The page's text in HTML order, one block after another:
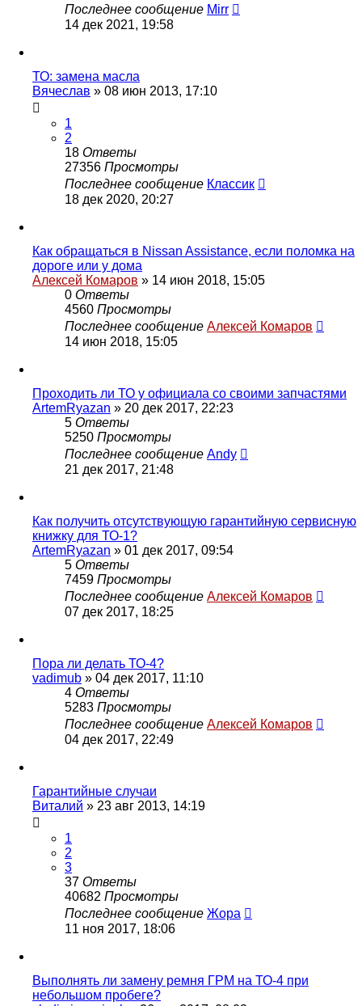
Последнее сообщение Mirr
14 дек 2021, 19:58
ТО: замена масла
Вячеслав » 08 июн 2013, 17:10
1
2
18 Ответы
27356 Просмотры
Последнее сообщение Классик
18 дек 2020, 20:27
Как обращаться в Nissan Assistance, если поломка на
дороге или у дома
Алексей Комаров » 14 июн 2018, 15:05
0 Ответы
4560 Просмотры
Последнее сообщение Алексей Комаров
14 июн 2018, 15:05
Проходить ли ТО у официала со своими запчастями
ArtemRyazan » 20 дек 2017, 22:23
5 Ответы
5250 Просмотры
Последнее сообщение Andy
21 дек 2017, 21:48
Как получить отсутствующую гарантийную сервисную
книжку для ТО-1?
ArtemRyazan » 01 дек 2017, 09:54
5 Ответы
7459 Просмотры
Последнее сообщение Алексей Комаров
07 дек 2017, 18:25
Пора ли делать ТО-4?
vadimub » 04 дек 2017, 11:10
4 Ответы
5283 Просмотры
Последнее сообщение Алексей Комаров
04 дек 2017, 22:49
Гарантийные случаи
Виталий » 23 авг 2013, 14:19
1
2
3
37 Ответы
40682 Просмотры
Последнее сообщение Жора
11 ноя 2017, 18:06
Выполнять ли замену ремня ГРМ на ТО-4 при
небольшом пробеге?